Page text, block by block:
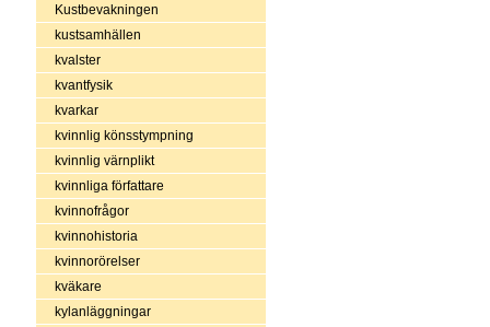
Kustbevakningen
kustsamhällen
kvalster
kvantfysik
kvarkar
kvinnlig könsstympning
kvinnlig värnplikt
kvinnliga författare
kvinnofrågor
kvinnohistoria
kvinnorörelser
kväkare
kylanläggningar